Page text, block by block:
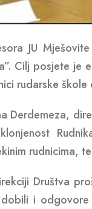
JU
Cilj posjete
rudarske
Derdemeza,
rudnicima,
Društva
i